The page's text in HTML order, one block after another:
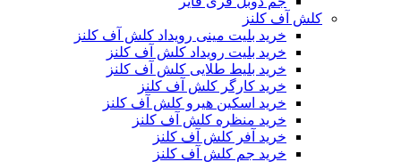
کلش آف کلنز
خرید بلیت مینی رویداد کلش آف کلنز
خرید بلیت رویداد کلش آف کلنز
خرید بلیط طلایی کلش آف کلنز
خرید کارگر کلش آف کلنز
خرید اسکین هیرو کلش آف کلنز
خرید منظره کلش آف کلنز
خرید آفر کلش آف کلنز
خرید جم کلش آف کلنز